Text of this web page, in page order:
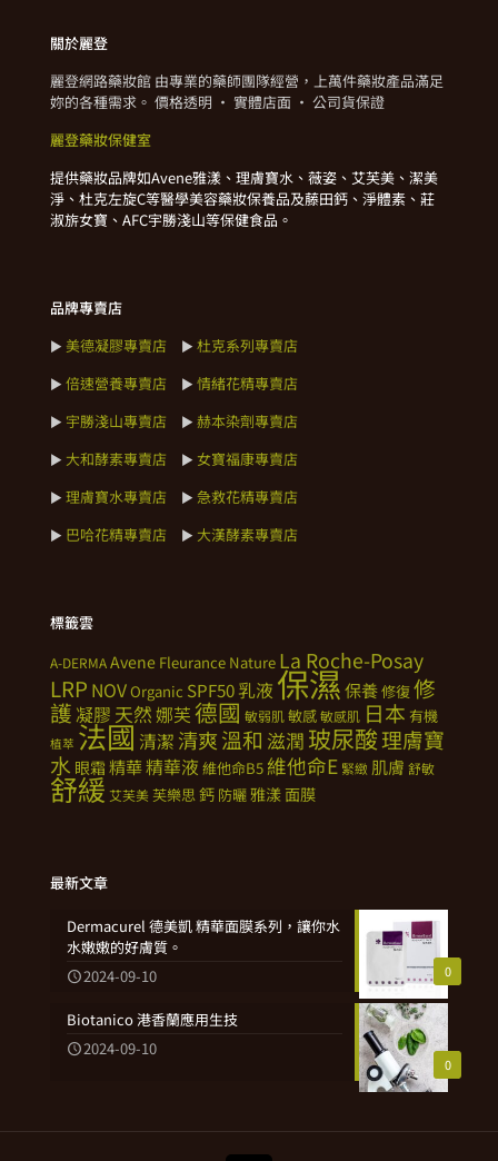
關於麗登
麗登網路藥妝館 由專業的藥師團隊經營，上萬件藥妝產品滿足
妳的各種需求。 價格透明 · 實體店面 · 公司貨保證
麗登藥妝保健室
提供藥妝品牌如Avene雅漾、理膚寶水、薇姿、艾芙美、潔美
淨、杜克左旋C等醫學美容藥妝保養品及藤田鈣、淨體素、莊
淑旂女寶、AFC宇勝淺山等保健食品。
品牌專賣店
► 美德凝膠專賣店 ► 杜克系列專賣店
► 倍速營養專賣店 ► 情緒花精專賣店
► 宇勝淺山專賣店 ► 赫本染劑專賣店
► 大和酵素專賣店 ► 女寶福康專賣店
► 理膚寶水專賣店 ► 急救花精專賣店
► 巴哈花精專賣店 ► 大漢酵素專賣店
標籤雲
A-DERMAAvene Fleurance Nature La Roche-Posay
LRP NOVOrganic SPF50乳液 保濕保養修復修
護凝膠 天然娜芙德國 敏弱肌敏感敏感肌 日本 有機
植萃 法國清潔 清爽溫和 滋潤 玻尿酸理膚寶
水 眼霜 精華精華液 維他命B5 維他命E 緊緻 肌膚 舒敏
舒緩 艾芙美芙樂思鈣 防曬雅漾面膜
最新文章
0
Dermacurel 德美凱 精華面膜系列，讓你水
水嫩嫩的好膚質。
2024-09-10
0
Biotanico 港香蘭應用生技
2024-09-10